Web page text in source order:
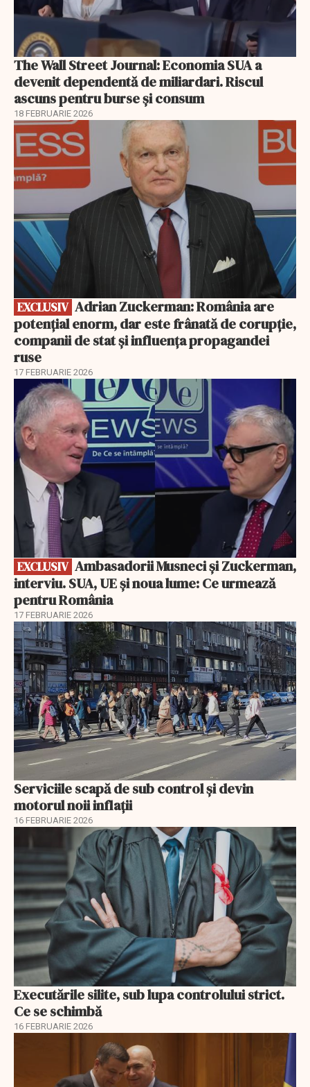
The Wall Street Journal: Economia SUA a
devenit dependentă de miliardari. Riscul
ascuns pentru burse și consum
18 FEBRUARIE 2026
EXCLUSIV
EXCLUSIV
potențial enorm, dar este frânată de corupție,
companii de stat și influența propagandei
ruse
17 FEBRUARIE 2026
EXCLUSIV
EXCLUSIV
interviu. SUA, UE și noua lume: Ce urmează
pentru România
17 FEBRUARIE 2026
Serviciile scapă de sub control și devin
motorul noii inflații
16 FEBRUARIE 2026
Executările silite, sub lupa controlului strict.
Ce se schimbă
16 FEBRUARIE 2026